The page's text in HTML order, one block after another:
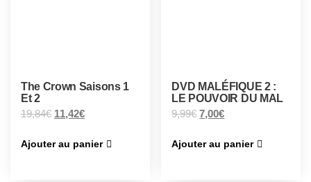
The Crown Saisons 1
Et 2
19,84€ 11,42€
Ajouter au panier
DVD MALÉFIQUE 2 :
LE POUVOIR DU MAL
9,99€ 7,00€
Ajouter au panier